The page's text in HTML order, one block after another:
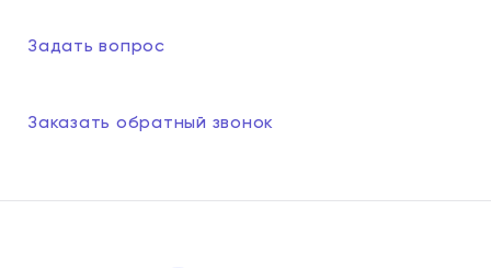
Задать вопрос
Заказать обратный звонок